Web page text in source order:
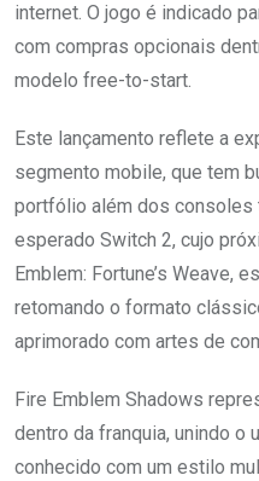
internet. O jogo é indicado
com compras opcionais
modelo free-to-start.
Este lançamento reflete a
segmento mobile, que tem
portfólio além dos consoles
esperado Switch 2, cujo
Emblem: Fortune’s Weave,
retomando o formato
aprimorado com artes de
Fire Emblem Shadows
dentro da franquia, unindo o
conhecido com um estilo